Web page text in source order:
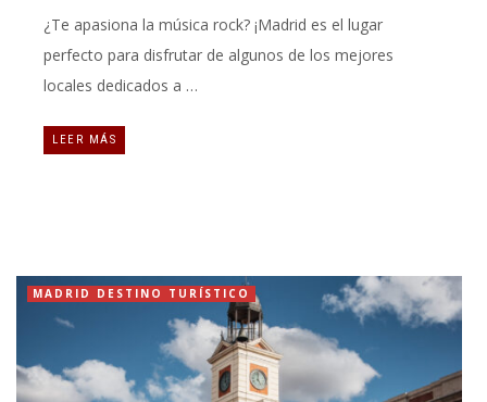
¿Te apasiona la música rock? ¡Madrid es el lugar
perfecto para disfrutar de algunos de los mejores
locales dedicados a …
LEER MÁS
MADRID DESTINO TURÍSTICO